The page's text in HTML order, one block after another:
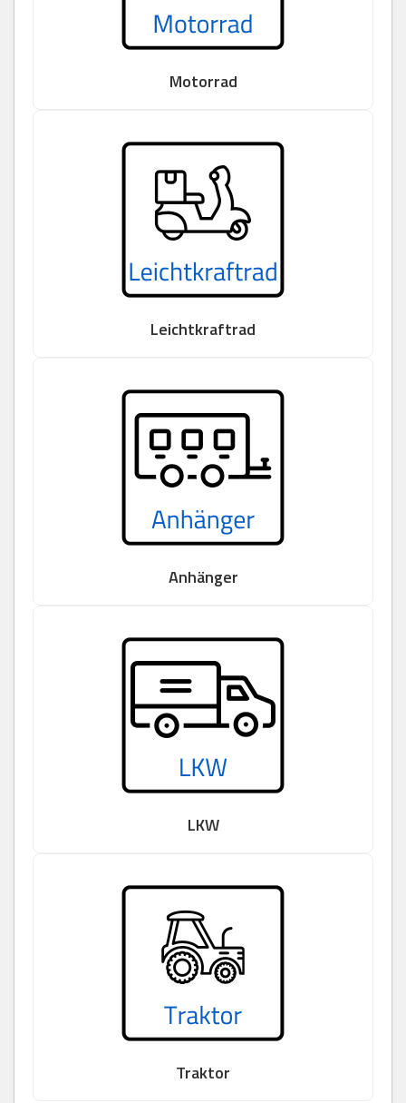
Motorrad
Leichtkraftrad
Anhänger
LKW
Traktor